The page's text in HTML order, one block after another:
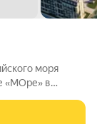
«МОре» в